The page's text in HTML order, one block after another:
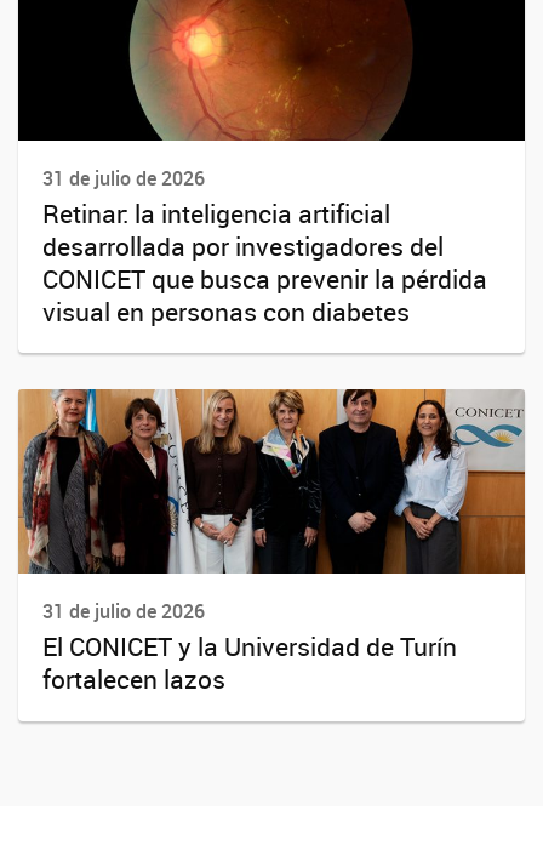
31 de julio de 2026
Retinar: la inteligencia artificial
desarrollada por investigadores del
CONICET que busca prevenir la pérdida
visual en personas con diabetes
31 de julio de 2026
El CONICET y la Universidad de Turín
fortalecen lazos